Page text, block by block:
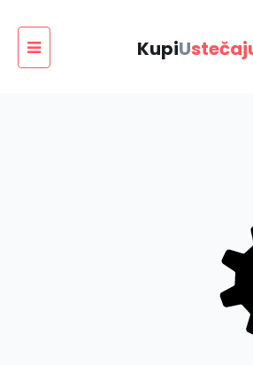
KupiU